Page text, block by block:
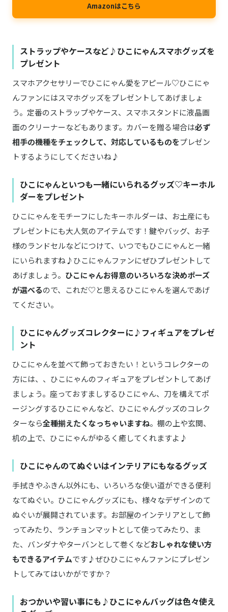
Amazonはこちら
ストラップやケースなど♪ひこにゃんスマホグッズを
プレゼント
スマホアクセサリーでひこにゃん愛をアピール♡ひこにゃ
んファンにはスマホグッズをプレゼントしてあげましょ
う。定番のストラップやケース、スマホスタンドに液晶画
面のクリーナーなどもあります。カバーを贈る場合は必ず
相手の機種をチェックして、対応しているものをプレゼン
トするようにしてくださいね♪
ひこにゃんといつも一緒にいられるグッズ♡キーホル
ダーをプレゼント
ひこにゃんをモチーフにしたキーホルダーは、お土産にも
プレゼントにも大人気のアイテムです！鍵やバッグ、お子
様のランドセルなどにつけて、いつでもひこにゃんと一緒
にいられますね♪ひこにゃんファンにぜひプレゼントして
あげましょう。 ひこにゃんお得意のいろいろな決めポーズ
が選べるので、これだ♡と思えるひこにゃんを選んであげ
てください。
ひこにゃんグッズコレクターに♪フィギュアをプレゼ
ント
ひこにゃんを並べて飾っておきたい！というコレクターの
方には、、ひこにゃんのフィギュアをプレゼントしてあげ
ましょう。座っておすましするひこにゃん、刀を構えてポ
ージングするひこにゃんなど、ひこにゃんグッズのコレク
ターなら全種揃えたくなっちゃいますね。棚の上や玄関、
机の上で、ひこにゃんがゆるく癒してくれますよ♪
ひこにゃんのてぬぐいはインテリアにもなるグッズ
手拭きやふきん以外にも、いろいろな使い道ができる便利
なてぬぐい。ひこにゃんグッズにも、様々なデザインのて
ぬぐいが展開されています。お部屋のインテリアとして飾
ってみたり、ランチョンマットとして使ってみたり、ま
た、バンダナやターバンとして巻くなどおしゃれな使い方
もできるアイテムです♪ぜひひこにゃんファンにプレゼン
トしてみてはいかがですか？
おつかいや習い事にも♪ひこにゃんバッグは色々使え